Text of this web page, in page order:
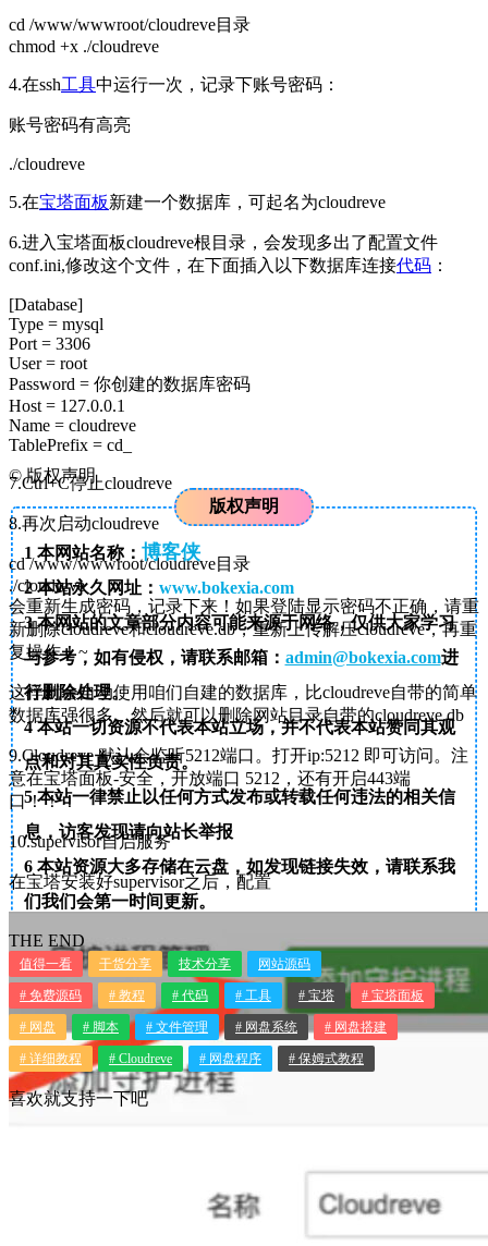
cd /www/wwwroot/cloudreve目录
chmod +x ./cloudreve
4.在ssh工具中运行一次，记录下账号密码：
账号密码有高亮
./cloudreve
5.在宝塔面板新建一个数据库，可起名为cloudreve
6.进入宝塔面板cloudreve根目录，会发现多出了配置文件
conf.ini,修改这个文件，在下面插入以下数据库连接代码 ：
[Database]
Type = mysql
Port = 3306
User = root
Password = 你创建的数据库密码
Host = 127.0.0.1
Name = cloudreve
TablePrefix = cd_
7.Ctrl+C停止cloudreve
8.再次启动cloudreve
cd /www/wwwroot/cloudreve目录
./cloudreve
会重新生成密码，记录下来！如果登陆显示密码不正确，请重
新删除cloudreve和cloudreve.db，重新上传解压cloudreve，再重
复操作！~
这样就会自动使用咱们自建的数据库，比cloudreve自带的简单
数据库强很多。然后就可以删除网站目录自带的cloudreve.db
9.Cloudreve 默认会监听5212端口。打开ip:5212 即可访问。注
意在宝塔面板-安全，开放端口 5212，还有开启443端
口！！！
10.supervisor自启服务
在宝塔安装好supervisor之后，配置
©版权声明
版权声明
1 本网站名称： 博客侠
2本站永久网址： www.bokexia.com
3本网站的文章部分内容可能来源于网络，仅供大家学习
与参考，如有侵权，请联系邮箱： admin@bokexia.com进
行删除处理。
4本站一切资源不代表本站立场，并不代表本站赞同其观
点和对其真实性负责。
5本站一律禁止以任何方式发布或转载任何违法的相关信
息，访客发现请向站长举报
6本站资源大多存储在云盘，如发现链接失效，请联系我
们我们会第一时间更新。
THE END
值得一看 干货分享 技术分享 网站源码
# 免费源码 # 教程 # 代码 # 工具 # 宝塔 # 宝塔面板
# 网盘 # 脚本 # 文件管理 # 网盘系统 # 网盘搭建
# 详细教程 # Cloudreve # 网盘程序 # 保姆式教程
喜欢就支持一下吧